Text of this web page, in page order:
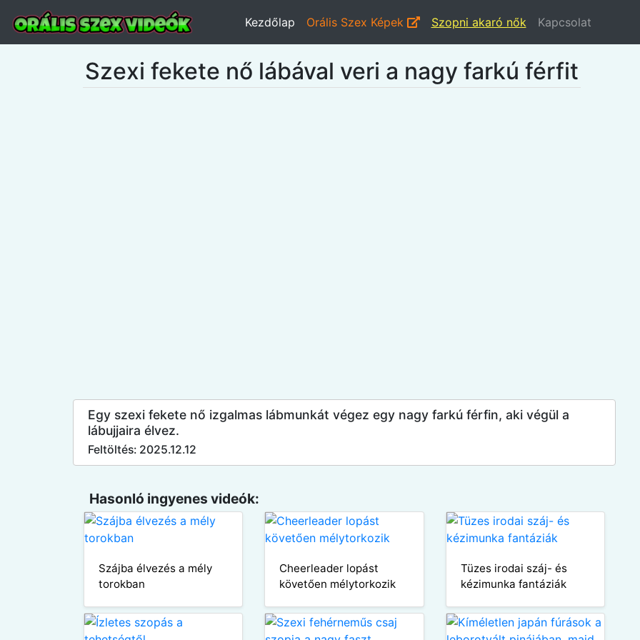
Kezdőlap Orális Szex Képek Szopni akaró nők Kapcsolat
Szexi fekete nő lábával veri a nagy farkú férfit
Egy szexi fekete nő izgalmas lábmunkát végez egy nagy farkú férfin, aki végül a
lábujjaira élvez.
Feltöltés: 2025.12.12
Hasonló ingyenes videók:
Szájba élvezés a mély
torokban
Cheerleader lopást
követően mélytorkozik
Tüzes irodai száj- és
kézimunka fantáziák